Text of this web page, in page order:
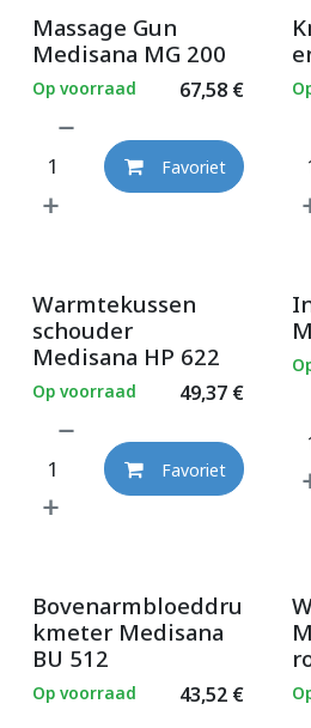
Massage Gun
Medisana MG 200
67,58€
Op voorraad
Favoriet
Warmtekussen
schouder
Medisana HP 622
49,37€
Op voorraad
Favoriet
Bovenarmbloeddru
kmeter Medisana
BU 512
43,52€
Op voorraad